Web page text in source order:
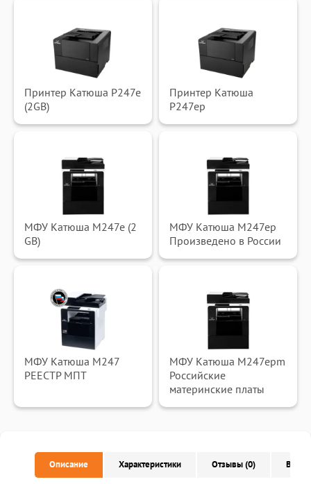
Принтер Катюша P247e
(2GB)
Принтер Катюша
P247ep
МФУ Катюша M247e (2
GB)
МФУ Катюша M247ep
Произведено в России
МФУ Катюша M247
РЕЕСТР МПТ
МФУ Катюша M247epm
Российские
материнские платы
Описание Характеристики Отзывы (0)